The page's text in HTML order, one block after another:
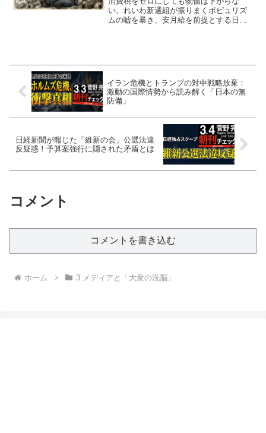
い。れいわ新選組が振りまくポピュリズ
ムの嘘を暴き、安月給を前提とする日本
イラン危機とトランプの対中戦略放棄：
激動の国際情勢から読み解く「日本の無
防備」
日経新聞が報じた「維新の会」公選法違
反疑惑！予算案強行に隠された矛盾とは
コメント
コメントを書き込む
ホーム 3.メディアと「大衆の洗脳」